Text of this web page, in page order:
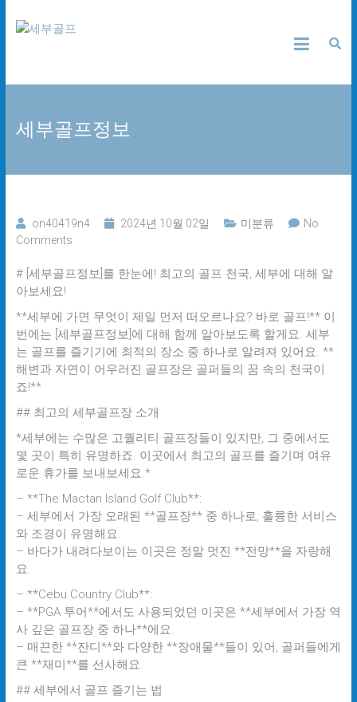
세
프
24
무
료
세부골프정보
on40419n4 2024년 10월 02일 미분류
No
Comments
# [세부골프정보]를 한눈에! 최고의 골프 천국, 세부에 대해 알
아보세요!
**세부에 가면 무엇이 제일 먼저 떠오르나요? 바로 골프!** 이
번에는 [세부골프정보]에 대해 함께 알아보도록 할게요. 세부
는 골프를 즐기기에 최적의 장소 중 하나로 알려져 있어요. **
해변과 자연이 어우러진 골프장은 골퍼들의 꿈 속의 천국이
죠!**
## 최고의 세부골프장 소개
*세부에는 수많은 고퀄리티 골프장들이 있지만, 그 중에서도
몇 곳이 특히 유명하죠. 이곳에서 최고의 골프를 즐기며 여유
로운 휴가를 보내보세요.*
– **The Mactan Island Golf Club**:
– 세부에서 가장 오래된 **골프장** 중 하나로, 훌륭한 서비스
와 조경이 유명해요.
– 바다가 내려다보이는 이곳은 정말 멋진 **전망**을 자랑해
요.
– **Cebu Country Club**:
– **PGA 투어**에서도 사용되었던 이곳은 **세부에서 가장 역
사 깊은 골프장 중 하나**에요.
– 매끈한 **잔디**와 다양한 **장애물**들이 있어, 골퍼들에게
큰 **재미**를 선사해요.
## 세부에서 골프 즐기는 법